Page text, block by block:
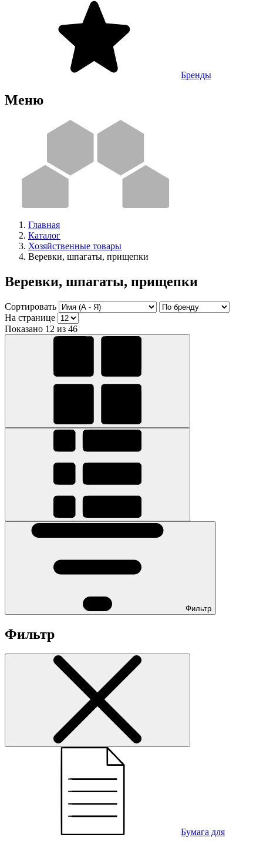
Бренды
Меню
Главная
Каталог
Хозяйственные товары
Веревки, шпагаты, прищепки
Веревки, шпагаты, прищепки
Сортировать
На странице
Показано 12 из 46
Фильтр
Фильтр
Бумага для